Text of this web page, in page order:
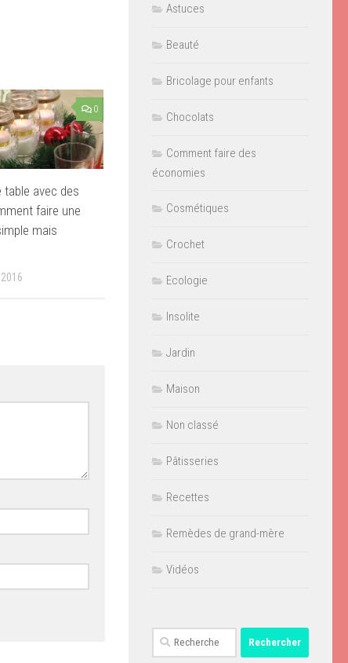
0
table avec des
faire une
mais
2016
Astuces
Beauté
Bricolage pour enfants
Chocolats
Comment faire des
économies
Cosmétiques
Crochet
Ecologie
Insolite
Jardin
Maison
Non classé
Pâtisseries
Recettes
Remèdes de grand-mère
Vidéos
Rechercher :